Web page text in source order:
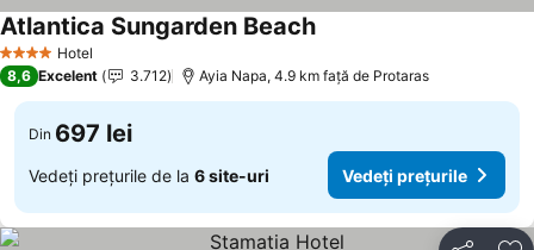
4 Stele Hotel
Atlantica Sungarden BeachVedeți prețurile
8,6 Excelent 3.712 Ayia Napa, 4.9 km faţă de Protaras
Din 697 lei
Vedeți prețurile de la 6 site-uri Vedeți prețurile